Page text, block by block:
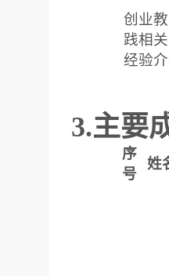
创业
践相关
经验
3.主要
序
号
姓